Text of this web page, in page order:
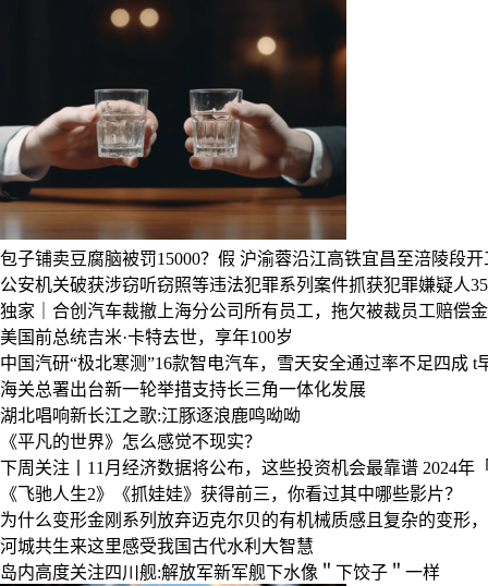
包子铺卖豆腐脑被罚15000？假 沪渝蓉沿江高铁宜昌至涪陵段开
公安机关破获涉窃听窃照等违法犯罪系列案件抓获犯罪嫌疑人
独家｜合创汽车裁撤上海分公司所有员工，拖欠被裁员工赔偿金
美国前总统吉米·卡特去世，享年100岁
中国汽研“极北寒测”16款智电汽车，雪天安全通过率不足四成 t
海关总署出台新一轮举措支持长三角一体化发展
湖北唱响新长江之歌:江豚逐浪鹿鸣呦呦
《平凡的世界》怎么感觉不现实？
下周关注丨11月经济数据将公布，这些投资机会最靠谱 2024年
《飞驰人生2》《抓娃娃》获得前三，你看过其中哪些影片？
为什么变形金刚系列放弃迈克尔贝的有机械质感且复杂的变形
河城共生来这里感受我国古代水利大智慧
岛内高度关注四川舰:解放军新军舰下水像＂下饺子＂一样